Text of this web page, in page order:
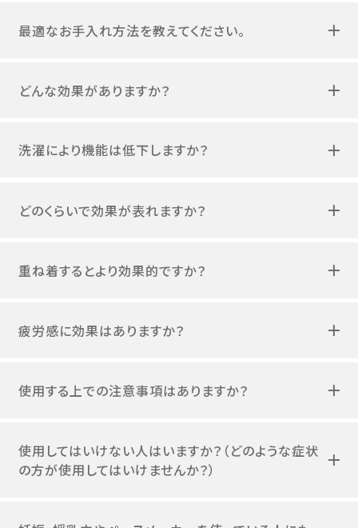
最適なお手入れ方法を教えてください。
どんな効果がありますか？
洗濯により機能は低下しますか？
どのくらいで効果が表れますか？
重ね着するとより効果的ですか？
疲労感に効果はありますか？
使用する上での注意事項はありますか？
使用してはいけない人はいますか？（どのような症状
の方が使用してはいけませんか？）